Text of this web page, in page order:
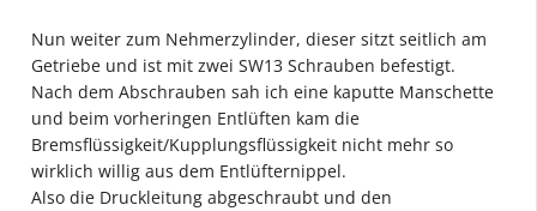
Nun weiter zum Nehmerzylinder, dieser sitzt seitlich am
Getriebe und ist mit zwei SW13 Schrauben befestigt.
Nach dem Abschrauben sah ich eine kaputte Manschette
und beim vorheringen Entlüften kam die
Bremsflüssigkeit/Kupplungsflüssigkeit nicht mehr so
wirklich willig aus dem Entlüfternippel.
Also die Druckleitung abgeschraubt und den